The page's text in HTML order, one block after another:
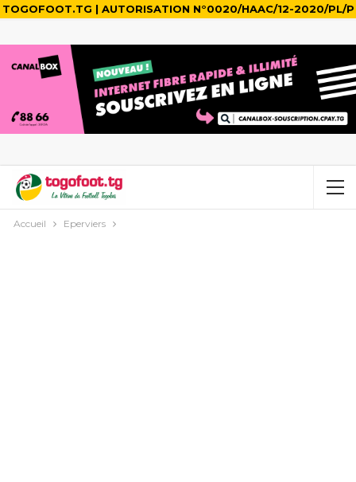
TOGOFOOT.TG | AUTORISATION N°0020/HAAC/12-2020/PL/P
Accueil Eperviers